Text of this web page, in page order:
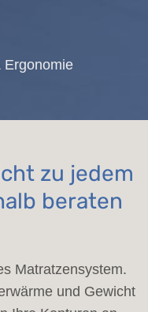
Ergonomie
zu jedem
beraten
Matratzensystem.
und Gewicht